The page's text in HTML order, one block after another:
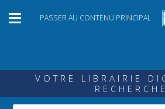
PASSER AU CONTENU PRINCIPAL
VOTRE LIBRAIRIE
RECHERCHE